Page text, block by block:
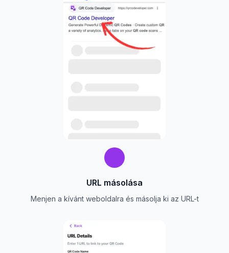
URL másolása
Menjen a kívánt weboldalra és másolja ki az URL-t